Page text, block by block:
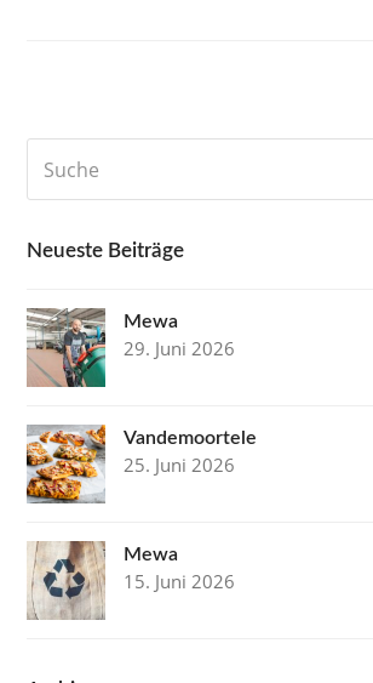
Neueste Beiträge
Mewa
29. Juni 2026
Vandemoortele
25. Juni 2026
Mewa
15. Juni 2026